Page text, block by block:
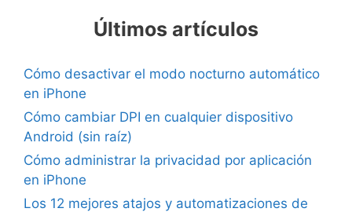
Últimos artículos
Cómo desactivar el modo nocturno automático
en iPhone
Cómo cambiar DPI en cualquier dispositivo
Android (sin raíz)
Cómo administrar la privacidad por aplicación
en iPhone
Los 12 mejores atajos y automatizaciones de